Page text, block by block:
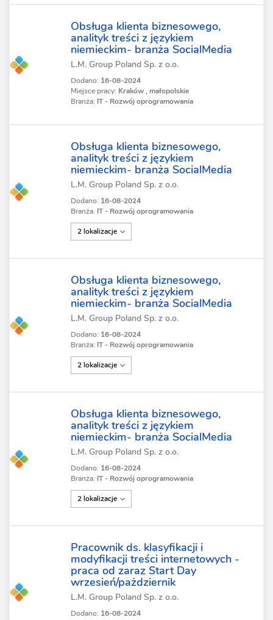
Obsługa klienta biznesowego,
analityk treści z językiem
niemieckim- branża SocialMedia
L.M. Group Poland Sp. z o.o.
Dodano: 16-08-2024
Miejsce pracy: Kraków , małopolskie
Branża: IT - Rozwój oprogramowania
Obsługa klienta biznesowego,
analityk treści z językiem
niemieckim- branża SocialMedia
L.M. Group Poland Sp. z o.o.
Dodano: 16-08-2024
Branża: IT - Rozwój oprogramowania
2 lokalizacje
Obsługa klienta biznesowego,
analityk treści z językiem
niemieckim- branża SocialMedia
L.M. Group Poland Sp. z o.o.
Dodano: 16-08-2024
Branża: IT - Rozwój oprogramowania
2 lokalizacje
Obsługa klienta biznesowego,
analityk treści z językiem
niemieckim- branża SocialMedia
L.M. Group Poland Sp. z o.o.
Dodano: 16-08-2024
Branża: IT - Rozwój oprogramowania
2 lokalizacje
Pracownik ds. klasyfikacji i
modyfikacji treści internetowych -
praca od zaraz Start Day
wrzesień/pażdziernik
L.M. Group Poland Sp. z o.o.
Dodano: 16-08-2024